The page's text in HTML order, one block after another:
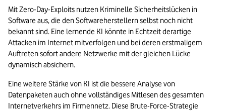
Mit Zero-Day-Exploits nutzen Kriminelle Sicherheitslücken in
Software aus, die den Softwareherstellern selbst noch nicht
bekannt sind. Eine lernende KI könnte in Echtzeit derartige
Attacken im Internet mitverfolgen und bei deren erstmaligem
Auftreten sofort andere Netzwerke mit der gleichen Lücke
dynamisch absichern.
Eine weitere Stärke von KI ist die bessere Analyse von
Datenpaketen auch ohne vollständiges Mitlesen des gesamten
Internetverkehrs im Firmennetz. Diese Brute-Force-Strategie